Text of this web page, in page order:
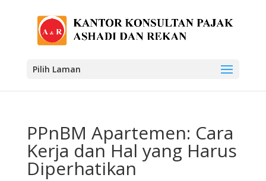
Pilih Laman
PPnBM Apartemen: Cara
Kerja dan Hal yang Harus
Diperhatikan